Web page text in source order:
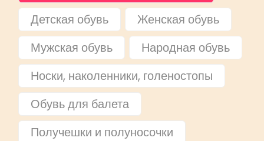
Детская обувь
Женская обувь
Мужская обувь
Народная обувь
Носки, наколенники, голеностопы
Обувь для балета
Получешки и полуносочки